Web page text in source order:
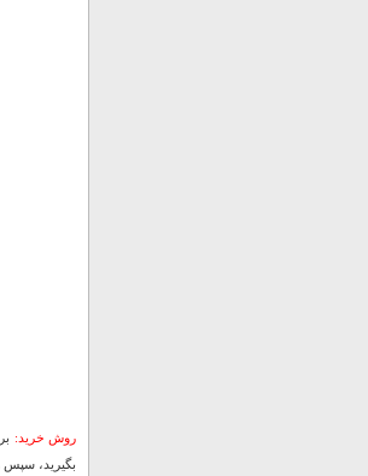
روش خرید:
بگیرید، سپس